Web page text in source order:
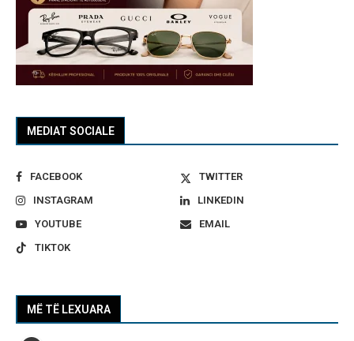
MEDIAT SOCIALE
FACEBOOK
TWITTER
INSTAGRAM
LINKEDIN
YOUTUBE
EMAIL
TIKTOK
MË TË LEXUARA